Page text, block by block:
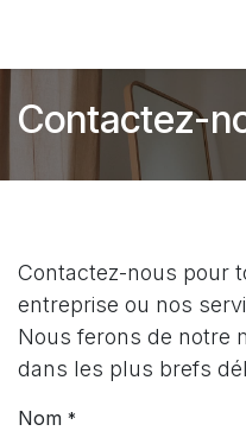
Contactez-
Contactez-nous pour
entreprise ou nos
Nous ferons de notre
dans les plus brefs
Nom *